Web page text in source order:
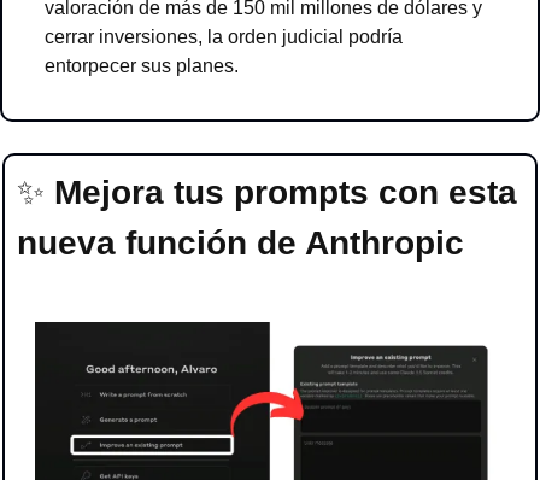
valoración de más de 150 mil millones de dólares y
cerrar inversiones, la orden judicial podría
entorpecer sus planes.
✨ Mejora tus prompts con esta
nueva función de Anthropic